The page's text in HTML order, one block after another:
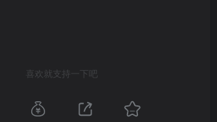
喜欢就支持一下吧